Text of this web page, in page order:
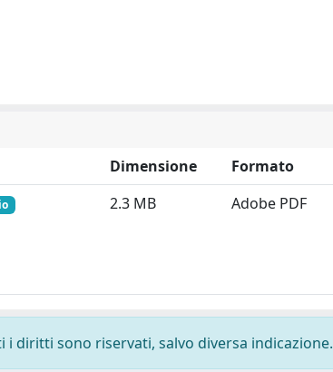
Dimensione
Formato
2.3 MB Adobe PDF
diritti sono riservati, salvo diversa indicazione.